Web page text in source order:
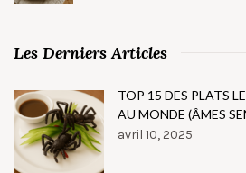
Les Derniers Articles
TOP 15 DES PLATS
AU MONDE (ÂMES
avril 10, 2025